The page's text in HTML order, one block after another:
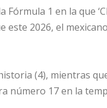
1 en la que
este 2026, el
(4), mientras
número 17 en la